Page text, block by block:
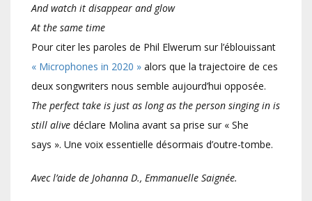
And watch it disappear and glow
At the same time
Pour citer les paroles de Phil Elwerum sur l’éblouissant
« Microphones in 2020 » alors que la trajectoire de ces
deux songwriters nous semble aujourd’hui opposée.
The perfect take is just as long as the person singing in is
still alive déclare Molina avant sa prise sur « She
says ». Une voix essentielle désormais d’outre-tombe.
Avec l’aide de Johanna D., Emmanuelle Saignée.